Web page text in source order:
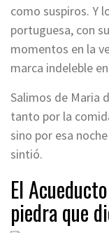
como suspiros. Y
portuguesa, con
momentos en la
marca indeleble
Salimos de Maria
tanto por la
sino por esa
sintió.
El
piedra que